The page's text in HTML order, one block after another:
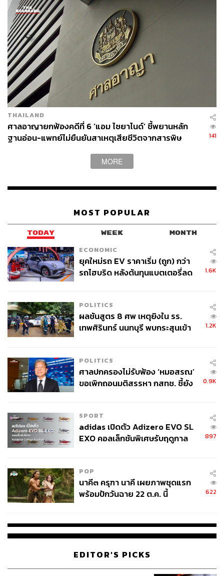
THAILAND
ศาลอาญายกฟ้องคดีที่ 6 ‘แอม ไซยาไนด์’ ชี้พยานหลัก
ฐานอ่อน-แพทย์ไม่ยืนยันสาเหตุเสียชีวิตจากสารพิษ
141
MORE
MOST POPULAR
TODAY WEEK MONTH
ECONOMIC
ยุคใหม่รถ EV ราคาเริ่ม (ถูก) กว่า
รถไฮบริด หลังต้นทุนแบตเตอรี่ลด
1.6K
POLITICS
ผลชันสูตร 8 ศพ เหตุยิงใน รร.
เทพศิรินทร์ นนทบุรี พบกระสุนเข้า
1.2K
POLITICS
ศาลปกครองไม่รับฟ้อง ‘หมอสรณ’
ขอเพิกถอนมติสรรหา กสทช. ชี้ยัง
0.9K
SPORT
adidas เปิดตัว Adizero EVO SL
EXO คอลเล็กชันพิเศษรับฤดูกาล
897
POP
นาคี๓ ครุฑา นาคี เผยภาพชุดแรก
พร้อมปักวันฉาย 22 ต.ค. นี้
622
EDITOR'S PICKS